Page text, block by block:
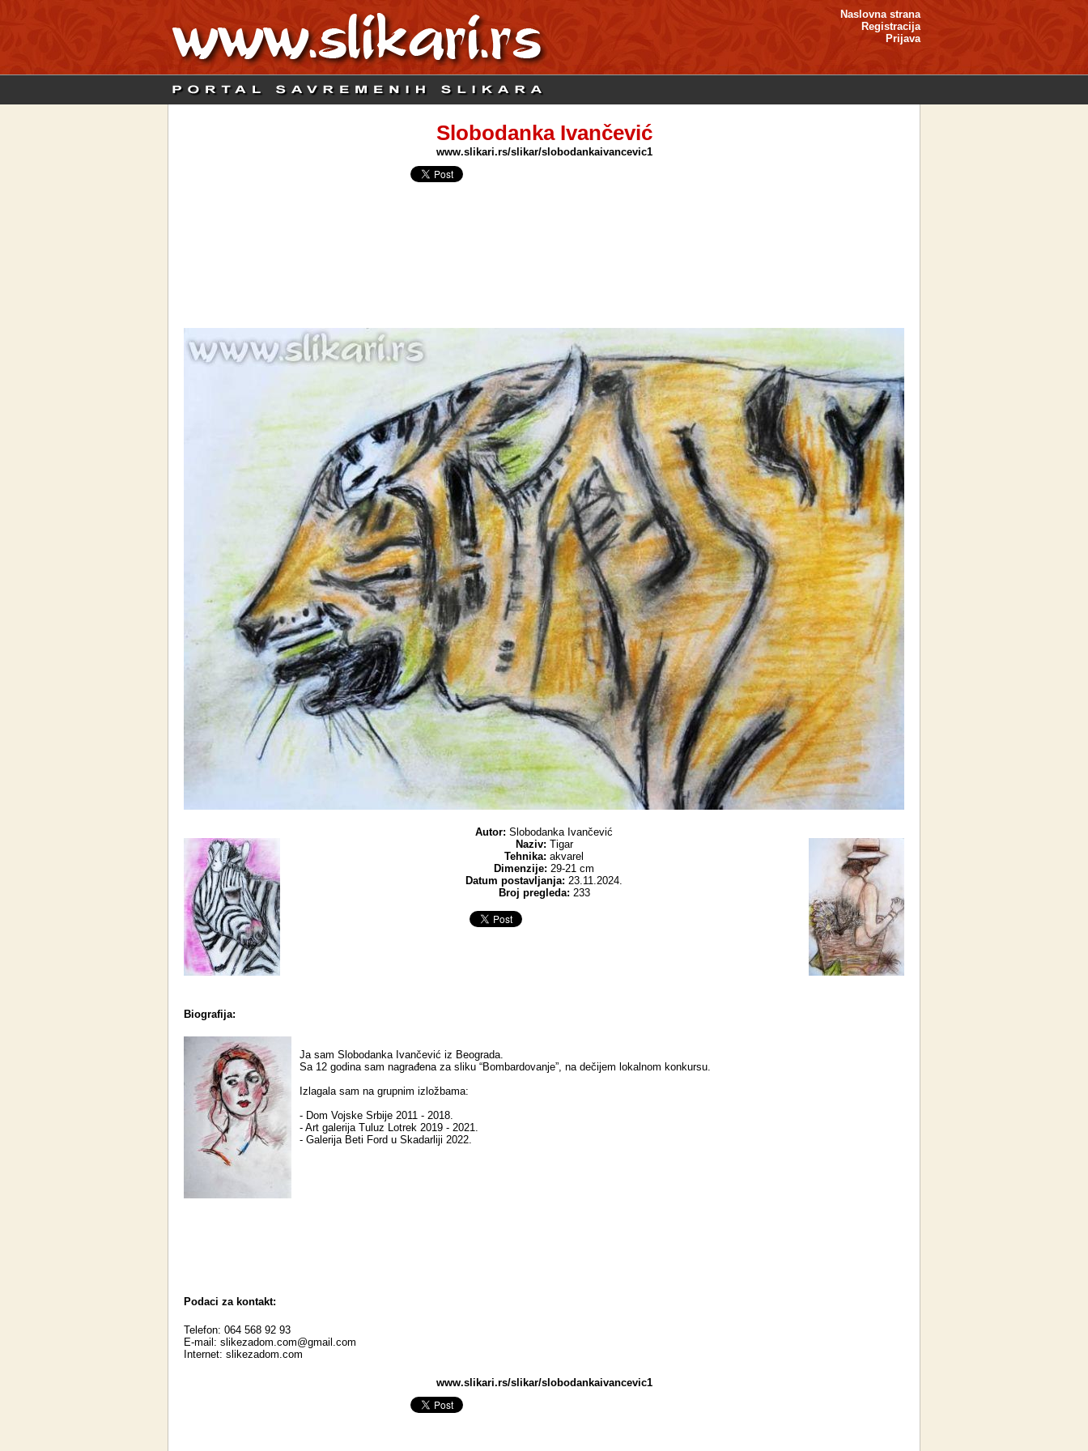
Naslovna strana
Registracija
Prijava
Slobodanka Ivančević
www.slikari.rs/slikar/slobodankaivancevic1
Autor: Slobodanka Ivančević
Naziv: Tigar
Tehnika: akvarel
Dimenzije: 29-21 cm
Datum postavljanja: 23.11.2024.
Broj pregleda: 233
Biografija:
Ja sam Slobodanka Ivančević iz Beograda.
Sa 12 godina sam nagrađena za sliku “Bombardovanje”, na dečijem lokalnom konkursu.
Izlagala sam na grupnim izložbama:
- Dom Vojske Srbije 2011 - 2018.
- Art galerija Tuluz Lotrek 2019 - 2021.
- Galerija Beti Ford u Skadarliji 2022.
Podaci za kontakt:
Telefon: 064 568 92 93
E-mail: slikezadom.com@gmail.com
Internet: slikezadom.com
www.slikari.rs/slikar/slobodankaivancevic1